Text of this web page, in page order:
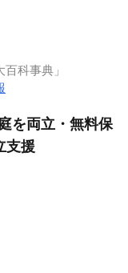
科事典」
を両立・無料保
支援